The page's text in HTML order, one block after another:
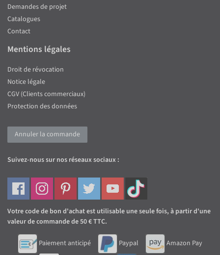
Demandes de projet
Catalogues
Contact
Mentions légales
Droit de révocation
Notice légale
CGV (Clients commerciaux)
Protection des données
Annuler la commande
Suivez-nous sur nos réseaux sociaux :
Votre code de bon d'achat est utilisable une seule fois, à partir d'une
valeur de commande de 50 € TTC.
Paiement anticipé Paypal Amazon Pay